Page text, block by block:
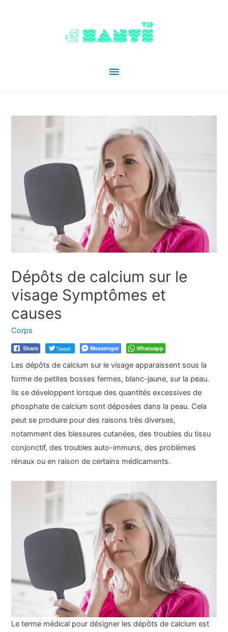
Menu
Dépôts de calcium sur le
visage Symptômes et
causes
Corps
Share Tweet Messenger Whatsapp
Les dépôts de calcium sur le visage apparaissent sous la
forme de petites bosses fermes, blanc-jaune, sur la peau.
Ils se développent lorsque des quantités excessives de
phosphate de calcium sont déposées dans la peau. Cela
peut se produire pour des raisons très diverses,
notamment des blessures cutanées, des troubles du tissu
conjonctif, des troubles auto-immuns, des problèmes
rénaux ou en raison de certains médicaments.
Le terme médical pour désigner les dépôts de calcium est